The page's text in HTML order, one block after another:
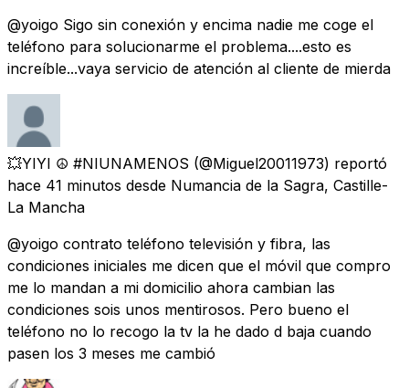
@yoigo Sigo sin conexión y encima nadie me coge el
teléfono para solucionarme el problema....esto es
increíble...vaya servicio de atención al cliente de mierda
💥YIYI ☮️ #NIUNAMENOS (@Miguel20011973) reportó
hace 41 minutos desde Numancia de la Sagra, Castille-
La Mancha
@yoigo contrato teléfono televisión y fibra, las
condiciones iniciales me dicen que el móvil que compro
me lo mandan a mi domicilio ahora cambian las
condiciones sois unos mentirosos. Pero bueno el
teléfono no lo recogo la tv la he dado d baja cuando
pasen los 3 meses me cambió